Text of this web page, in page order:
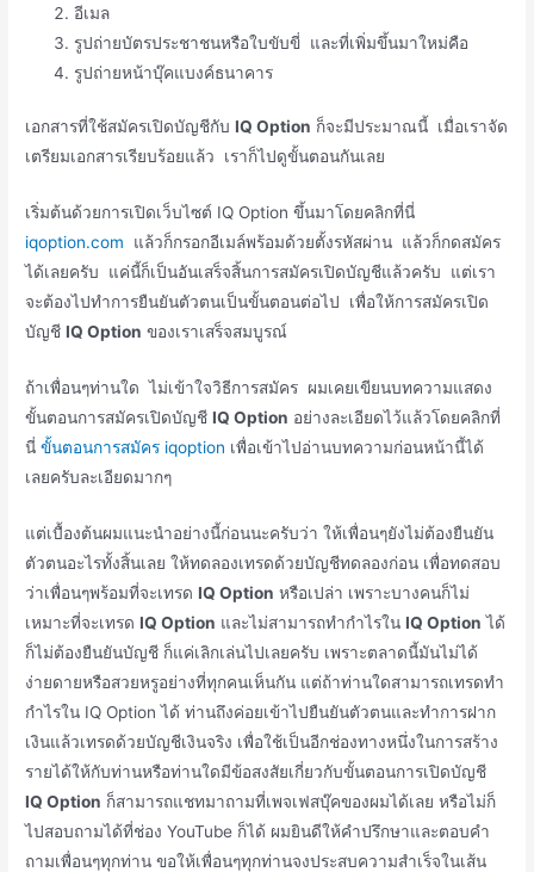
อีเมล
รูปถ่ายบัตรประชาชนหรือใบขับขี่ และที่เพิ่มขึ้นมาใหม่คือ
รูปถ่ายหน้าบุ๊คแบงค์ธนาคาร
เอกสารที่ใช้สมัครเปิดบัญชีกับIQ Option ก็จะมีประมาณนี้ เมื่อเราจัด
เตรียมเอกสารเรียบร้อยแล้ว เราก็ไปดูขั้นตอนกันเลย
เริ่มต้นด้วยการเปิดเว็บไซต์ IQ Option ขึ้นมาโดยคลิกที่นี่
iqoption.com แล้วก็กรอกอีเมล์พร้อมด้วยตั้งรหัสผ่าน แล้วก็กดสมัคร
ได้เลยครับ แค่นี้ก็เป็นอันเสร็จสิ้นการสมัครเปิดบัญชีแล้วครับ แต่เรา
จะต้องไปทำการยืนยันตัวตนเป็นขั้นตอนต่อไป เพื่อให้การสมัครเปิด
บัญชีIQ Option ของเราเสร็จสมบูรณ์
ถ้าเพื่อนๆท่านใด ไม่เข้าใจวิธีการสมัคร ผมเคยเขียนบทความแสดง
ขั้นตอนการสมัครเปิดบัญชีIQ Option อย่างละเอียดไว้แล้วโดยคลิกที่
นี่ขั้นตอนการสมัคร iqoption เพื่อเข้าไปอ่านบทความก่อนหน้านี้ได้
เลยครับละเอียดมากๆ
แต่เบื้องต้นผมแนะนำอย่างนี้ก่อนนะครับว่า ให้เพื่อนๆยังไม่ต้องยืนยัน
ตัวตนอะไรทั้งสิ้นเลย ให้ทดลองเทรดด้วยบัญชีทดลองก่อน เพื่อทดสอบ
ว่าเพื่อนๆพร้อมที่จะเทรดIQ Option หรือเปล่า เพราะบางคนก็ไม่
เหมาะที่จะเทรดIQ Option และไม่สามารถทำกำไรในIQ Option ได้
ก็ไม่ต้องยืนยันบัญชี ก็แค่เลิกเล่นไปเลยครับ เพราะตลาดนี้มันไม่ได้
ง่ายดายหรือสวยหรูอย่างที่ทุกคนเห็นกัน แต่ถ้าท่านใดสามารถเทรดทำ
กำไรใน IQ Option ได้ ท่านถึงค่อยเข้าไปยืนยันตัวตนและทำการฝาก
เงินแล้วเทรดด้วยบัญชีเงินจริง เพื่อใช้เป็นอีกช่องทางหนึ่งในการสร้าง
รายได้ให้กับท่านหรือท่านใดมีข้อสงสัยเกี่ยวกับขั้นตอนการเปิดบัญชี
IQ Option ก็สามารถแชทมาถามที่เพจเฟสบุ๊คของผมได้เลย หรือไม่ก็
ไปสอบถามได้ที่ช่อง YouTube ก็ได้ ผมยินดีให้คำปรึกษาและตอบคำ
ถามเพื่อนๆทุกท่าน ขอให้เพื่อนๆทุกท่านจงประสบความสำเร็จในเส้น